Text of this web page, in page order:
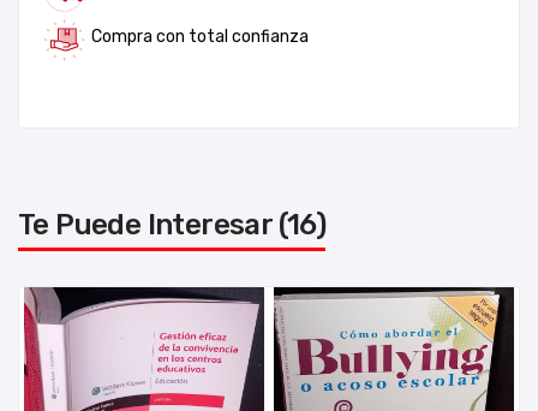
Compra con total confianza
Te Puede Interesar (16)